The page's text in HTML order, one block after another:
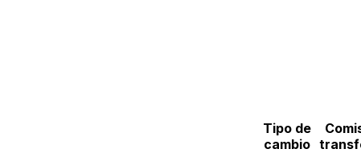
Tipo de
cambio